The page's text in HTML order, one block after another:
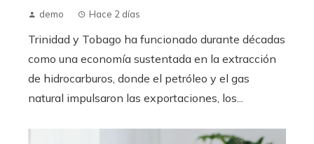
demo Hace 2 días
Trinidad y Tobago ha funcionado durante décadas
como una economía sustentada en la extracción
de hidrocarburos, donde el petróleo y el gas
natural impulsaron las exportaciones, los...